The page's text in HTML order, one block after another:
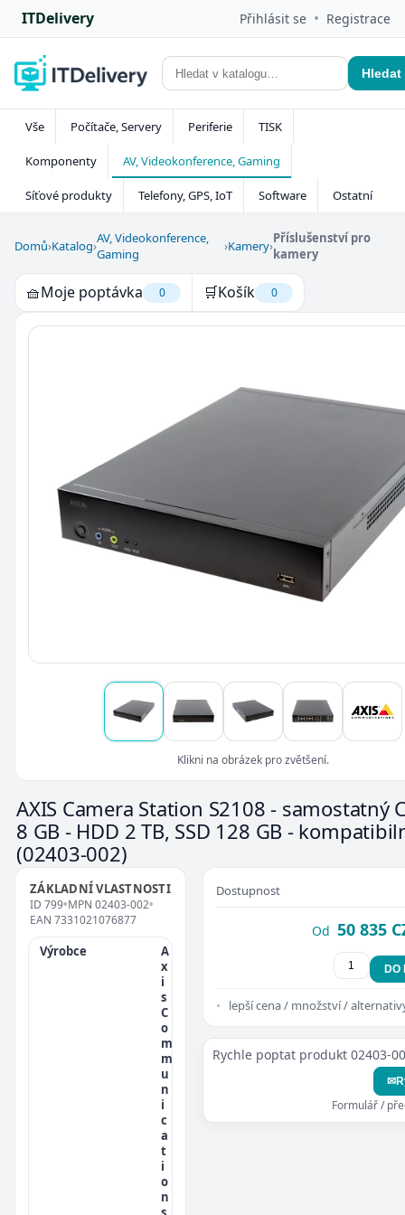
ITDelivery Přihlásit se • Registrace
Hledat
Vše Počítače, Servery Periferie TISK
Komponenty AV, Videokonference, Gaming
Síťové produkty Telefony, GPS, IoT Software Ostatní
Domů›Katalog›AV, Videokonference,
Gaming
›Kamery›Příslušenství pro
kamery
🧺Moje poptávka 0 🛒Košík 0
Klikni na obrázek pro zvětšení.
AXIS Camera Station S2108 - samostatný
8 GB - HDD 2 TB, SSD 128 GB -
(02403-002)
ZÁKLADNÍ VLASTNOSTI
ID 799•MPN 02403-002•
EAN 7331021076877
Výrobce
A
x
i
s
C
o
m
m
u
n
i
c
a
t
i
o
n
Dostupnost
Od 50 835
DO
lepší cena / množství /
Rychle poptat produkt 02403-
✉
Formulář /